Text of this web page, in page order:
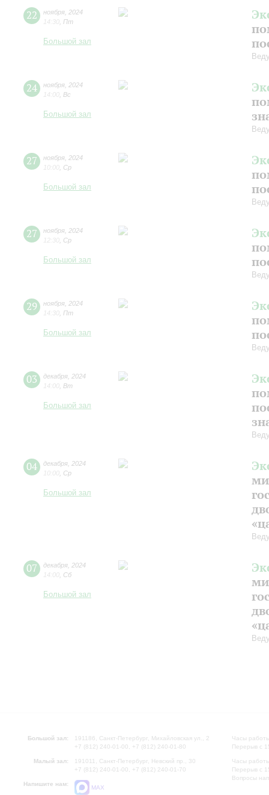
22 ноября 2024
14:30 Пт
Большой зал
24 ноября 2024
14:00 Вс
Большой зал
27 ноября 2024
10:00 Ср
Большой зал
27 ноября 2024
12:30 Ср
Большой зал
29 ноября 2024
14:30 Пт
Большой зал
03 декабря 2024
14:00 Вт
Большой зал
04 декабря 2024
10:00 Ср
Большой зал
07 декабря 2024
14:00 Сб
Большой зал
Большой зал:
191186, Санкт-Петербург, Михайловская ул., 2
+7 (812) 240-01-00, +7 (812) 240-01-80
Малый зал:
191011, Санкт-Петербург, Невский пр., 30
+7 (812) 240-01-00, +7 (812) 240-01-70
Напишите нам:
MAX
Часы
Перерыв с
Часы
Перерыв с
Вопросы